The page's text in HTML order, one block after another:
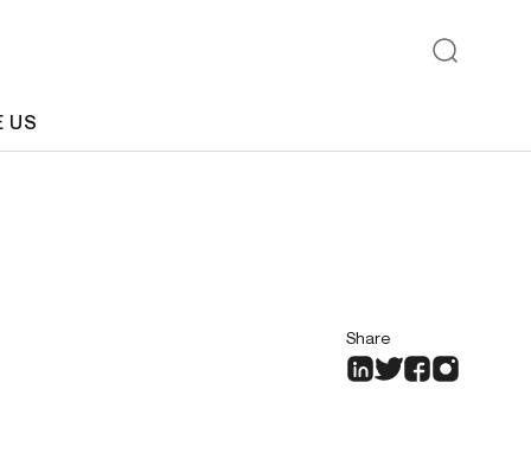
US
Share